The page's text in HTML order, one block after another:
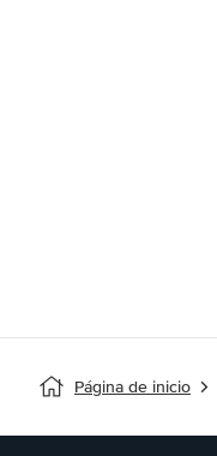
Página de inicio